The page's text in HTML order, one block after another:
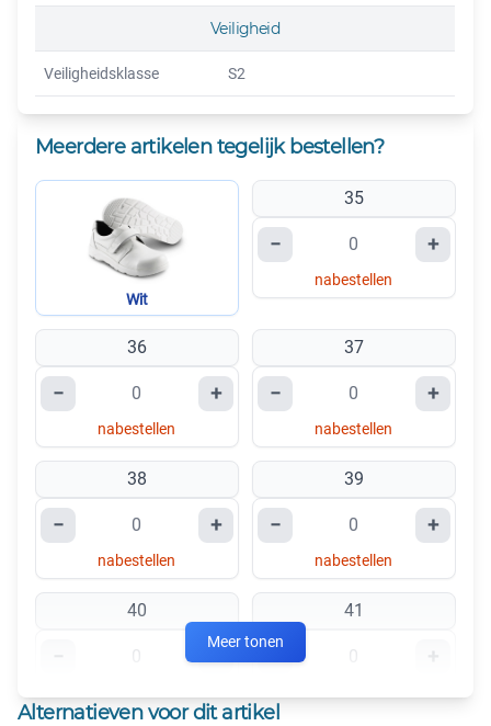
Veiligheid
Veiligheidsklasse S2
Meerdere artikelen tegelijk bestellen?
Wit
35
− +
nabestellen
36
− +
nabestellen
37
− +
nabestellen
38
− +
nabestellen
39
− +
nabestellen
40 41
+
Meer tonen
Alternatieven voor dit artikel